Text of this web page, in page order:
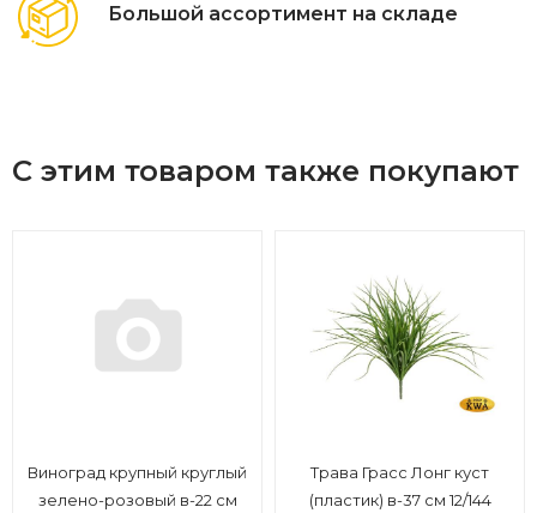
Большой ассортимент на складе
С этим товаром также покупают
Виноград крупный круглый
зелено-розовый в-22 см
Трава Грасс Лонг куст
(пластик) в-37 см 12/144